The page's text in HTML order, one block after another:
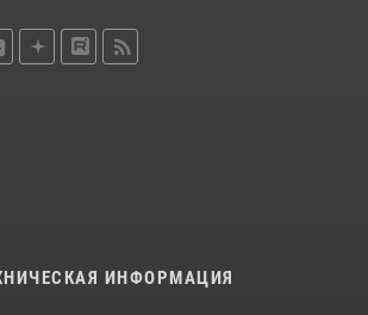
ИНФОРМАЦИЯ